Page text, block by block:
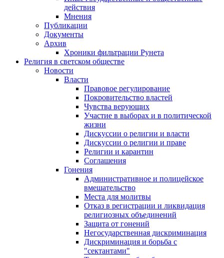
действия
Мнения
Публикации
Документы
Архив
Хроники фильтрации Рунета
Религия в светском обществе
Новости
Власти
Правовое регулирование
Покровительство властей
Чувства верующих
Участие в выборах и в политической
жизни
Дискуссии о религии и власти
Дискуссии о религии и праве
Религии и карантин
Соглашения
Гонения
Административное и полицейское
вмешательство
Места для молитвы
Отказ в регистрации и ликвидация
религиозных объединений
Защита от гонений
Негосударственная дискриминация
Дискриминация и борьба с
"сектантами"